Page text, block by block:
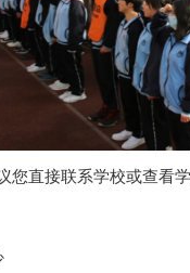
您直接联系学校或查看